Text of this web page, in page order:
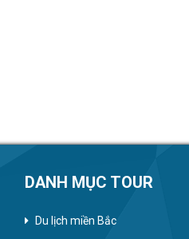
DANH MỤC TOUR
Du lịch miền Bắc